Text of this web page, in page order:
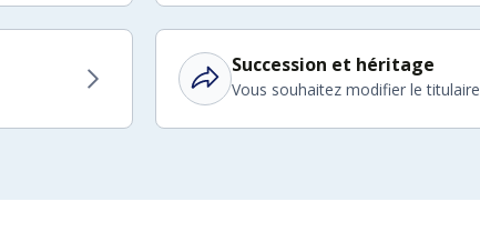
Succession et héritage
Vous souhaitez modifier le titulaire